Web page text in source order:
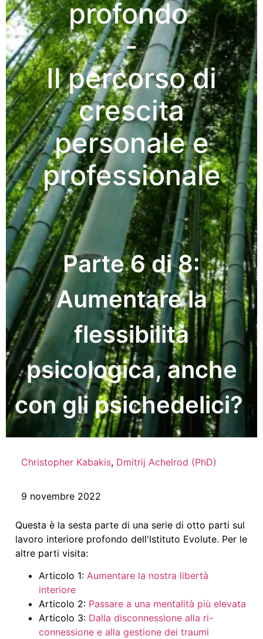
profondo
-
Il percorso di
crescita
personale e
professionale
Parte 6 di 8:
Aumentare la
flessibilità
psicologica, anche
con gli psichedelici?
Christopher Kabakis, Dmitrij Achelrod (PhD)
9 novembre 2022
Questa è la sesta parte di una serie di otto parti sul
lavoro interiore profondo dell'Istituto Evolute. Per le
altre parti visita:
Articolo 1: Aumentare la nostra libertà
interiore
Articolo 2: Passare a una mentalità più elevata
Articolo 3: Dalla disconnessione alla ri-
connessione e alla gestione dei traumi